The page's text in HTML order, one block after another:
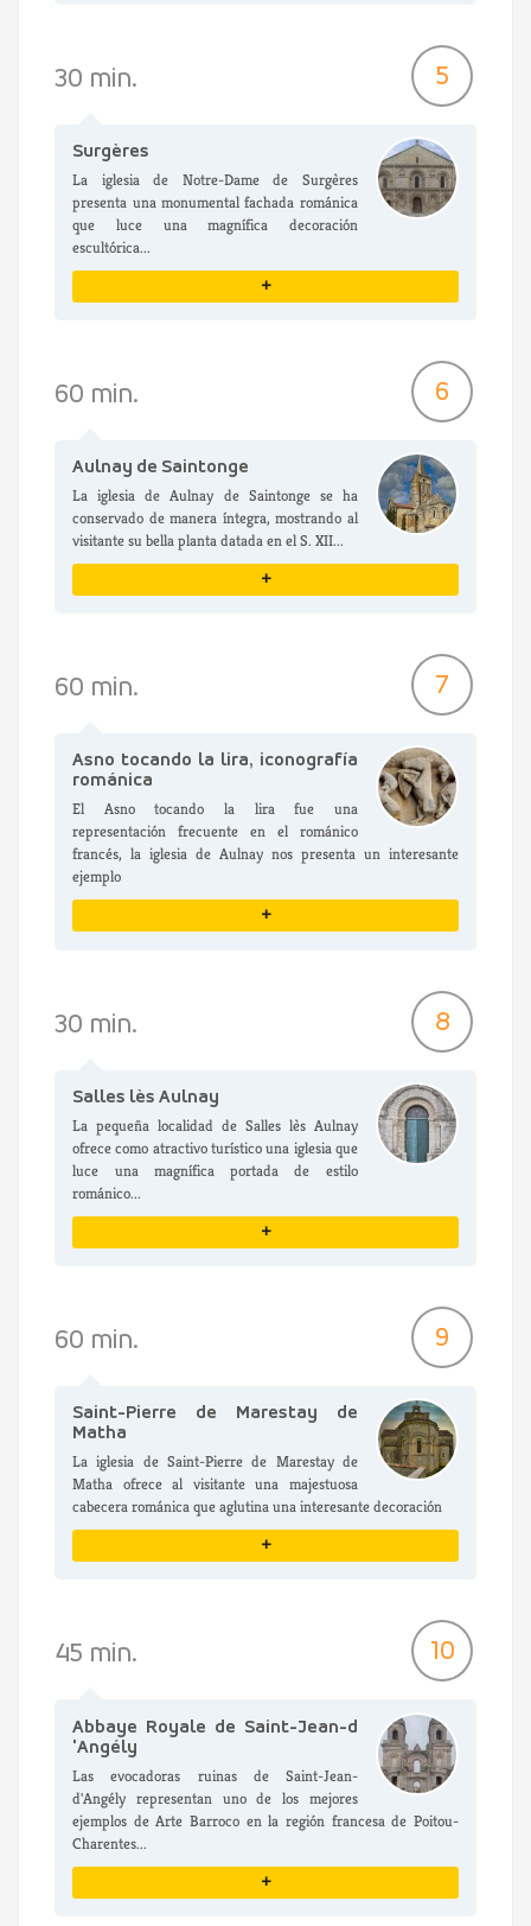
30 min. 5
Surgères
La iglesia de Notre-Dame de Surgères
presenta una monumental fachada románica
que luce una magnífica decoración
escultórica...
+
60 min. 6
Aulnay de Saintonge
La iglesia de Aulnay de Saintonge se ha
conservado de manera íntegra, mostrando al
visitante su bella planta datada en el S. XII...
+
60 min. 7
Asno tocando la lira, iconografía
románica
El Asno tocando la lira fue una
representación frecuente en el románico
francés, la iglesia de Aulnay nos presenta un interesante
ejemplo
+
30 min. 8
Salles lès Aulnay
La pequeña localidad de Salles lès Aulnay
ofrece como atractivo turístico una iglesia que
luce una magnífica portada de estilo
románico...
+
60 min. 9
Saint-Pierre de Marestay de
Matha
La iglesia de Saint-Pierre de Marestay de
Matha ofrece al visitante una majestuosa
cabecera románica que aglutina una interesante decoración
+
45 min. 10
Abbaye Royale de Saint-Jean-d
'Angély
Las evocadoras ruinas de Saint-Jean-
d'Angély representan uno de los mejores
ejemplos de Arte Barroco en la región francesa de Poitou-
Charentes...
+